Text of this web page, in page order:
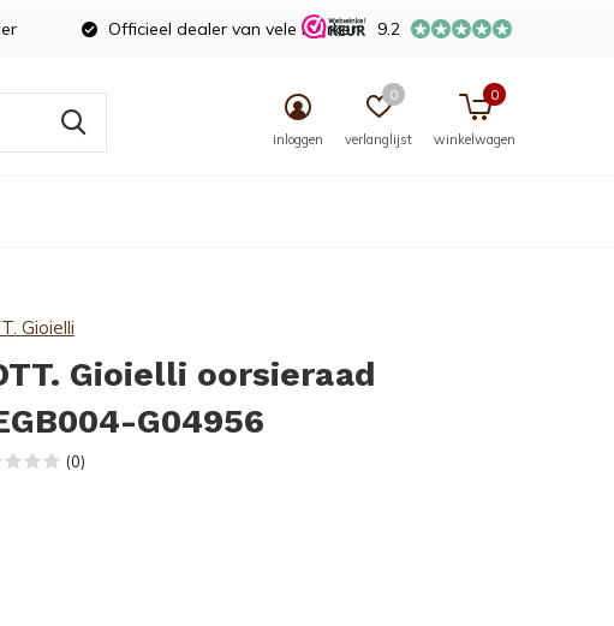
inloggen verlanglijst
0
winkelwagen
0
Officieel dealer van vele merken 9.2
Gioielli
Gioielli oorsieraad
G04956
(0)